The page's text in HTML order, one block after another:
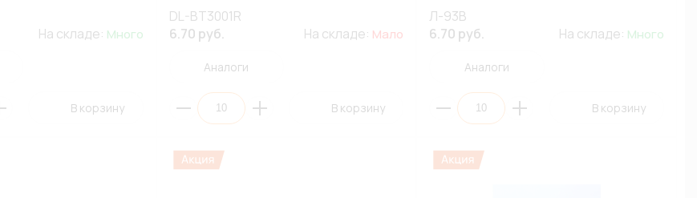
На складе: Много
В корзину
DL-BT3001R
6.70 руб.
На складе: Мало
Аналоги
В корзину
Л-93В
6.70 руб.
На складе: Много
Аналоги
В корзину